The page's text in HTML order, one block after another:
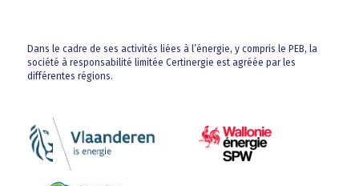
Dans le cadre de ses activités liées à l’énergie, y compris le PEB, la
société à responsabilité limitée Certinergie est agréée par les
différentes régions.